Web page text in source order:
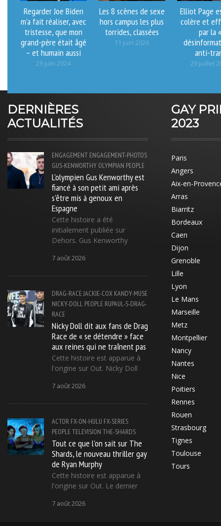
Regarder Joe Biden
m’a fait réaliser, avec
tristesse, que mon
grand-père était âgé
– et humain aussi
29 juin 2024
Les 8 scènes de sexe
hors campus les plus
torrides, classées
11 juin 2026
Elliot Page
colère et
par la
anti-
29 juillet
DERNIÈRES
ACTUALITÉS
ENGAGEMENT ENGAGEMENT-PHOTOS
GUS-KENWORTHY OLYMPIAN PEOPLE
L'olympien Gus Kenworthy est
fiancé à son petit ami après
s'être mis à genoux en
Espagne
Cette histoire a été
initialement publiée sur
Dehors. Gus Kenworthy
7 août 2026
DRAG-RACEJACKIE-COX KANDY-MUSE
NICKY-DOLL PEOPLE RUPAUL-S-DRAG-
RACE
Nicky Doll dit aux fans de Drag
Race de « se détendre » face
aux reines qui ne traînent pas
Cette histoire est apparue à
l'origine sur Out. Nicky Doll
7 août 2026
ACTOR FX-ON-HULU FX-SERIES
PEOPLETELEVISION THE-SHARDS
Tout ce que l'on sait sur The
Shards, le nouveau thriller gay
de Ryan Murphy
Cette histoire est apparue à
l'origine sur Out. Le dernier
7 août 2026
GAY
2023
Paris
Angers
Aix-en-
Arras
Biarritz
Bordeaux
Caen
Dijon
Grenoble
Lille
Lyon
Le Mans
Marseille
Metz
Montpellier
Nancy
Nantes
Nice
Poitiers
Rennes
Rouen
Strasbourg
Tignes
Toulouse
Tours